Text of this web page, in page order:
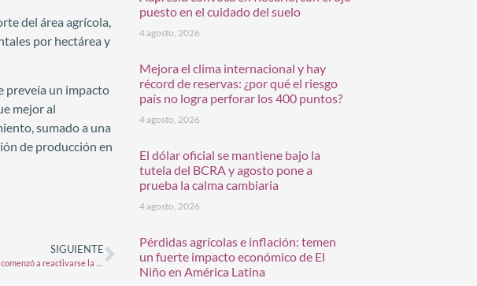
del área agrícola,
por hectárea y
preveía un impacto
mejor al
sumado a una
de producción en
SIGUIENTE
puesto en el cuidado del suelo
4 agosto, 2026
Mejora el clima internacional y hay
récord de reservas: ¿por qué el riesgo
país no logra perforar los 400 puntos?
4 agosto, 2026
El dólar oficial se mantiene bajo la
tutela del BCRA y agosto pone a
prueba la calma cambiaria
4 agosto, 2026
Pérdidas agrícolas e inflación: temen
un fuerte impacto económico de El
Niño en América Latina